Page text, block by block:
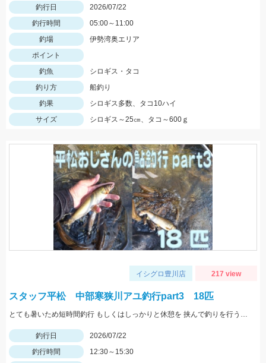
釣行日
2026/07/22
釣行時間
05:00～11:00
釣場
伊勢湾奥エリア
ポイント
釣魚
シロギス・タコ
釣り方
船釣り
釣果
シロギス多数、タコ10ハイ
サイズ
シロギス～25㎝、タコ～600ｇ
イシグロ豊川店 217 view
スタッフ平松 中部寒狭川アユ釣行part3 18匹
とても暑いため短時間釣行 もしくはしっかりと休憩を 挟んで釣りを行うように しましょう！
釣行日
2026/07/22
釣行時間
12:30～15:30